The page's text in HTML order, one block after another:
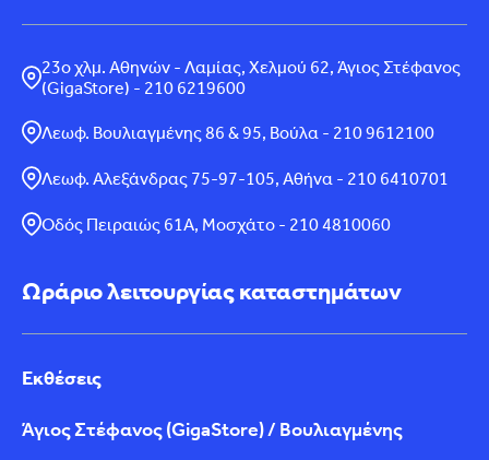
23ο χλμ. Αθηνών - Λαμίας, Χελμού 62, Άγιος Στέφανος
(GigaStore) - 210 6219600
Λεωφ. Βουλιαγμένης 86 & 95, Βούλα - 210 9612100
Λεωφ. Αλεξάνδρας 75-97-105, Αθήνα - 210 6410701
Οδός Πειραιώς 61Α, Μοσχάτο - 210 4810060
Ωράριο λειτουργίας καταστημάτων
Εκθέσεις
Άγιος Στέφανος (GigaStore) / Βουλιαγμένης